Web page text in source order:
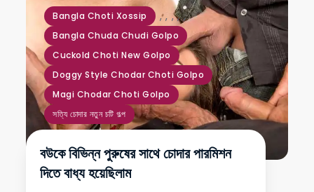
Bangla Choti Xossip ,
Bangla Chuda Chudi Golpo
,
Cuckold Choti New Golpo
,
Doggy Style Chodar Choti Golpo
,
Magi Chodar Choti Golpo
,
সত্যি চোদার নতুন চটি গল্প
বউকে বিভিন্ন পুরুষের সাথে চোদার পারমিশন
দিতে বাধ্য হয়েছিলাম